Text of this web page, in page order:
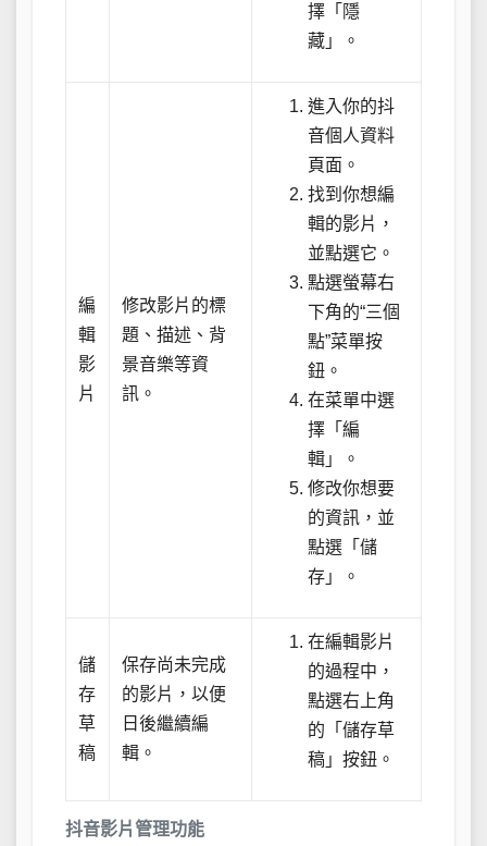
抖音影片管理功能
擇「隱
藏」。
編
輯
影
片
修改影片的標
題、描述、背
景音樂等資
訊。
進入你的抖
音個人資料
頁面。
找到你想編
輯的影片，
並點選它。
點選螢幕右
下角的“三個
點”菜單按
鈕。
在菜單中選
擇「編
輯」。
修改你想要
的資訊，並
點選「儲
存」。
儲
存
草
稿
保存尚未完成
的影片，以便
日後繼續編
輯。
在編輯影片
的過程中，
點選右上角
的「儲存草
稿」按鈕。